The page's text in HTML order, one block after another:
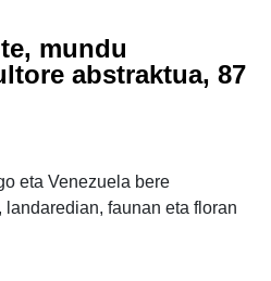
mundu
abstraktua, 87
eta Venezuela bere
faunan eta floran